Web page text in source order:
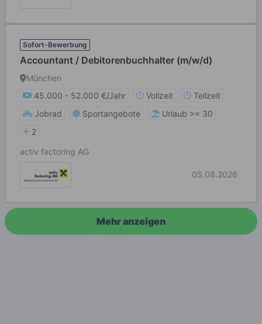
Sofort-Bewerbung
Accountant / Debitorenbuchhalter (m/w/d)
München
45.000 - 52.000 €/Jahr
Vollzeit
Teilzeit
Jobrad
Sportangebote
Urlaub >= 30
2
activ factoring AG
05.08.2026
Mehr anzeigen